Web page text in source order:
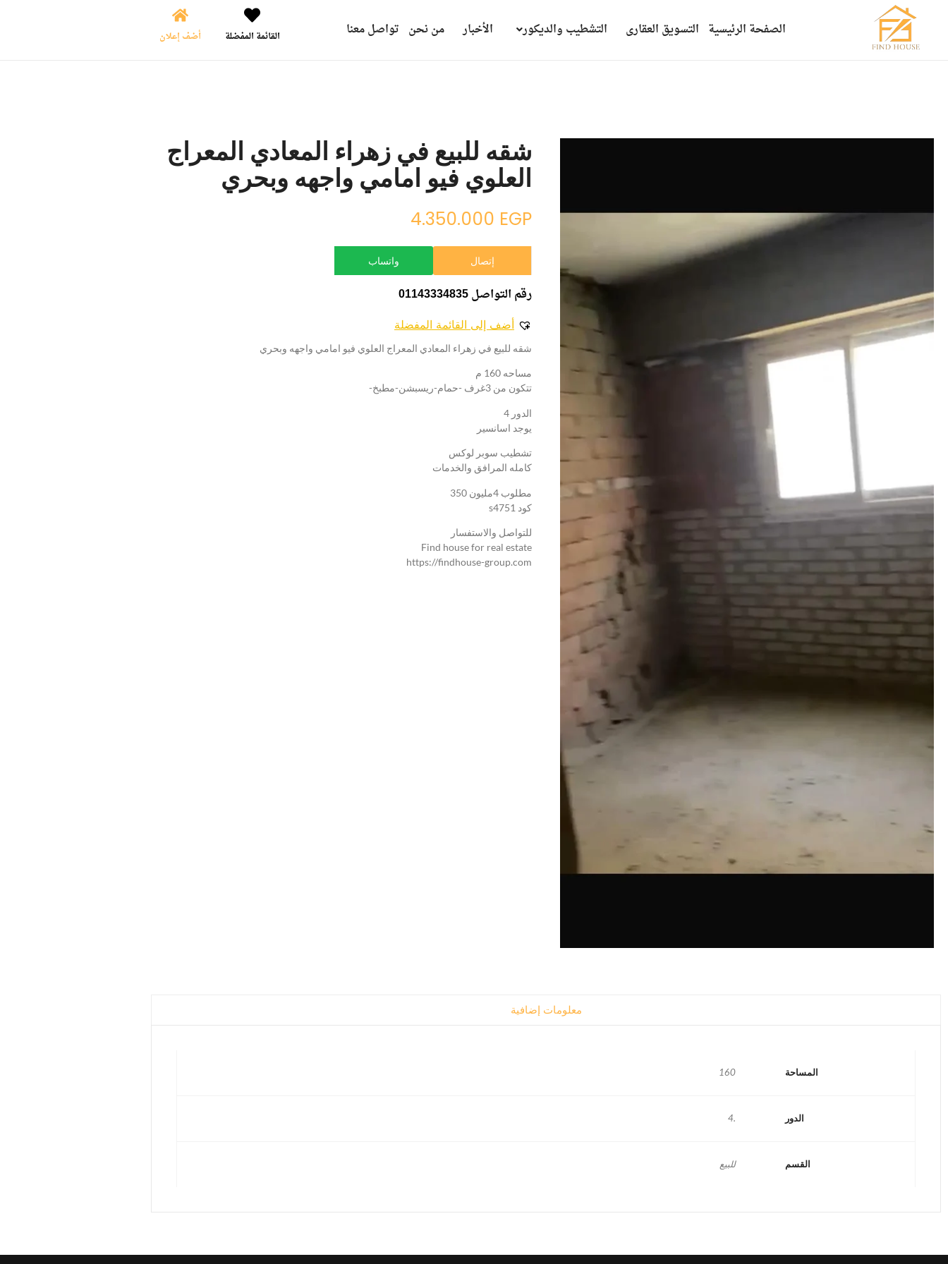
الصفحة الرئيسية التسويق العقارى التشطيب والديكور الأخبار من نحن تواصل معنا القائمة المفضلة أضف إعلان
شقه للبيع في زهراء المعادي المعراج
العلوي فيو امامي واجهه وبحري
4.350.000 EGP
إتصال واتساب
رقم التواصل 01143334835
أضف إلى القائمة المفضلة
شقه للبيع في زهراء المعادي المعراج العلوي فيو امامي واجهه وبحري
مساحه 160 م
تتكون من 3غرف -حمام-ريسبشن-مطبخ-
الدور 4
يوجد اسانسير
تشطيب سوبر لوكس
كامله المرافق والخدمات
مطلوب 4مليون 350
كود s4751
للتواصل والاستفسار
Find house for real estate
https://findhouse-group.com
معلومات إضافية
المساحة 160
الدور .4
القسم للبيع